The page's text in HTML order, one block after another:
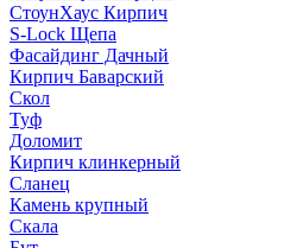
СтоунХаус Кирпич
S-Lock Щепа
Фасайдинг Дачный
Кирпич Баварский
Скол
Туф
Доломит
Кирпич клинкерный
Сланец
Камень крупный
Скала